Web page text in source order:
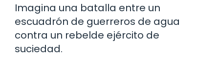
Imagina una batalla entre un
escuadrón de guerreros de agua
contra un rebelde ejército de
suciedad.